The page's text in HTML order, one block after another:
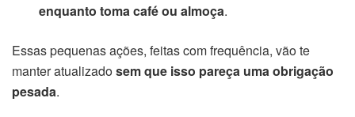
enquanto toma café ou almoça.
Essas pequenas ações, feitas com frequência, vão te
manter atualizadosem que isso pareça uma obrigação
pesada.